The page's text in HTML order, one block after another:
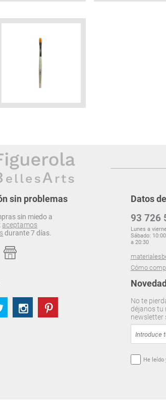
sin problemas
sin miedo a
aceptamos
durante 7 días.
Datos
93 726
Lunes a
Sábado:
a 20:30
Cómo
No te
déjanos tu
newsletter
He leído